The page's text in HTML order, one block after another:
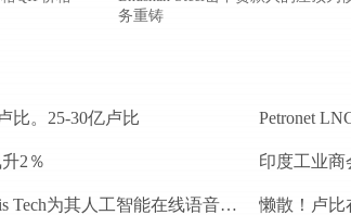
务重铸
比。25-30亿卢比 Petronet
2％
罗马尼亚初创公司Vatis Tech为其人工智能在线语音识别平台筹集了20万欧元 懒散！卢比